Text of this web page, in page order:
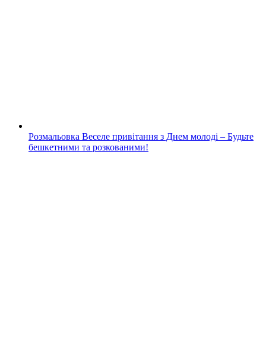
Розмальовка Веселе привітання з Днем молоді – Будьте
бешкетними та розкованими!